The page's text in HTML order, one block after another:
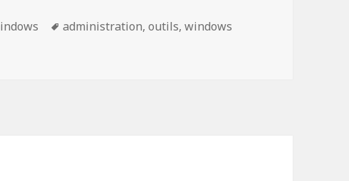
Mots-
administration,outils,windows